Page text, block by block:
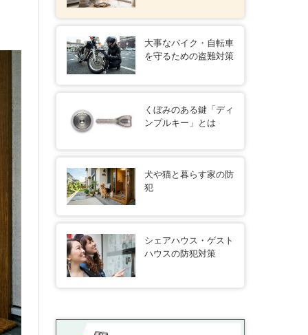
大事なバイク・自転車
を守るための盗難対策
くぼみのある鍵「ディ
ンプルキー」とは
犬や猫と暮らす家の防
犯
シェアハウス・ゲスト
ハウスの防犯対策